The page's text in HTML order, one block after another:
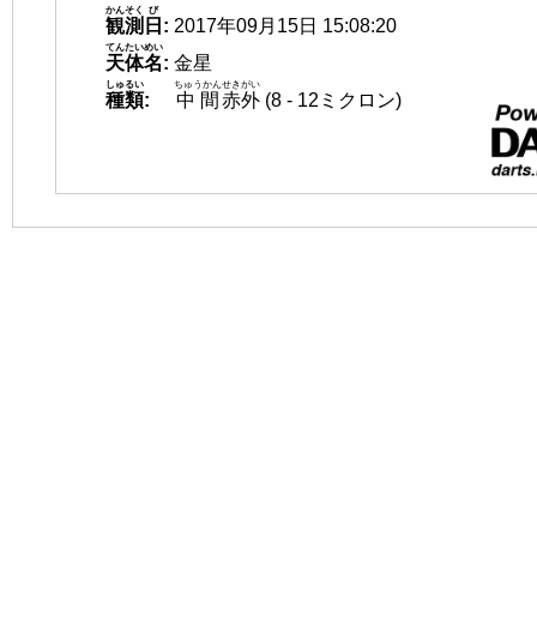
観測
かんそく
日
び
: 2017年09月15日 15:08:20
天体名
てんたいめい
: 金星
種類
しゅるい
: 中間
ちゅうかん
赤外
せきがい
(8 - 12ミクロン)